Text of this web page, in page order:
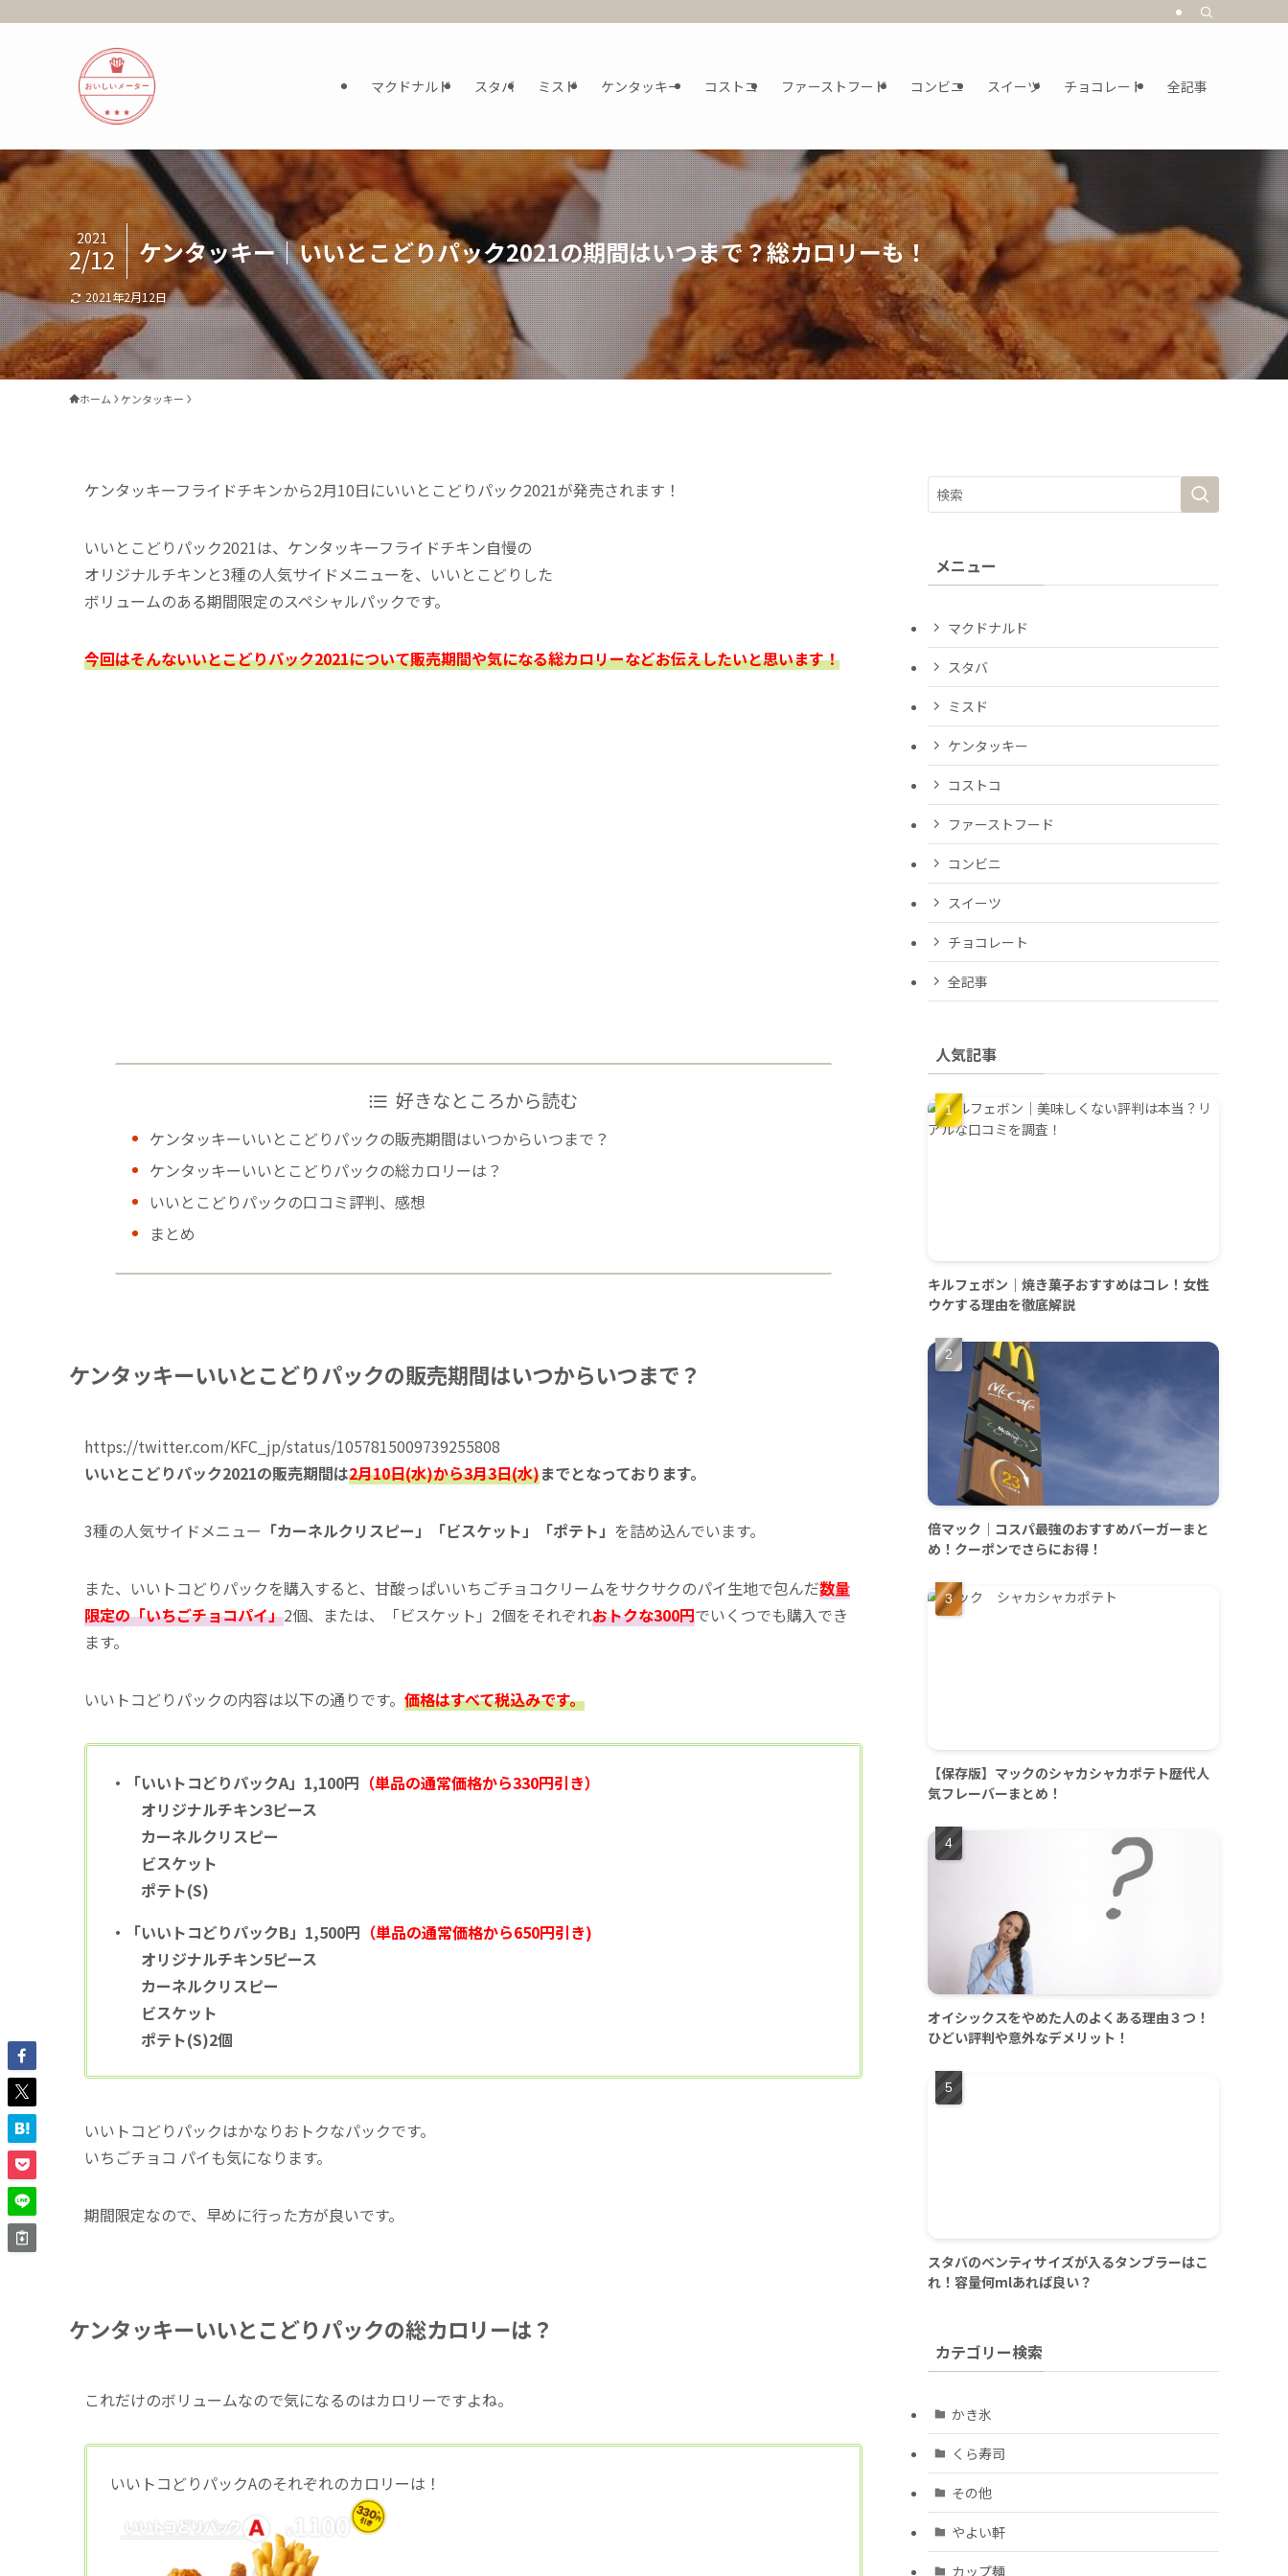
マクドナルド スタバ ミスド ケンタッキー コストコ ファーストフード コンビニ スイーツ チョコレート 全記事
ケンタッキー｜いいとこどりパック2021の期間はいつまで？総カロリーも！
2021
2/12
2021年2月12日
ホーム ケンタッキー
ケンタッキーフライドチキンから2月10日にいいとこどりパック2021が発売されます！
いいとこどりパック2021は、ケンタッキーフライドチキン自慢の
オリジナルチキンと3種の人気サイドメニューを、いいとこどりした
ボリュームのある期間限定のスペシャルパックです。
今回はそんないいとこどりパック2021について販売期間や気になる総カロリーなどお伝えしたいと思います！
好きなところから読む
ケンタッキーいいとこどりパックの販売期間はいつからいつまで？
ケンタッキーいいとこどりパックの総カロリーは？
いいとこどりパックの口コミ評判、感想
まとめ
ケンタッキーいいとこどりパックの販売期間はいつからいつまで？
https://twitter.com/KFC_jp/status/1057815009739255808
いいとこどりパック2021の販売期間は2月10日(水)から3月3日(水)までとなっております。
3種の人気サイドメニュー 「カーネルクリスピー」「ビスケット」「ポテト」 を詰め込んでいます。
また、いいトコどりパックを購入すると、甘酸っぱいいちごチョコクリームをサクサクのパイ生地で包んだ数量
限定の「いちごチョコパイ」2個、または、「ビスケット」2個をそれぞれおトクな300円でいくつでも購入でき
ます。
いいトコどりパックの内容は以下の通りです。 価格はすべて税込みです。
・「いいトコどりパックA」1,100円 （単品の通常価格から330円引き）
オリジナルチキン3ピース
カーネルクリスピー
ビスケット
ポテト(S)
・「いいトコどりパックB」1,500円 （単品の通常価格から650円引き)
オリジナルチキン5ピース
カーネルクリスピー
ビスケット
ポテト(S)2個
いいトコどりパックはかなりおトクなパックです。
いちごチョコ パイも気になります。
期間限定なので、早めに行った方が良いです。
ケンタッキーいいとこどりパックの総カロリーは？
これだけのボリュームなので気になるのはカロリーですよね。
いいトコどりパックAのそれぞれのカロリーは！
メニュー
マクドナルド
スタバ
ミスド
ケンタッキー
コストコ
ファーストフード
コンビニ
スイーツ
チョコレート
全記事
人気記事
キルフェボン｜焼き菓子おすすめはコレ！女性
ウケする理由を徹底解説
倍マック｜コスパ最強のおすすめバーガーまと
め！クーポンでさらにお得！
【保存版】マックのシャカシャカポテト歴代人
気フレーバーまとめ！
オイシックスをやめた人のよくある理由３つ！
ひどい評判や意外なデメリット！
スタバのベンティサイズが入るタンブラーはこ
れ！容量何mlあれば良い？
カテゴリー検索
かき氷
くら寿司
その他
やよい軒
カップ麺